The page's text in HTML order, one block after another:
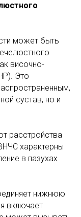
может быть
височно-
Это
сустав, но и
расстройства
характерны
в пазухах
нижнюю
включает